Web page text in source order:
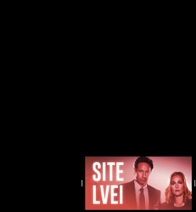
| |